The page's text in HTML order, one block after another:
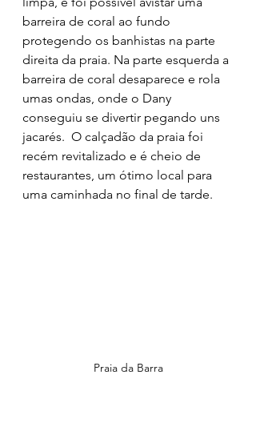
barreira de coral ao fundo
protegendo os banhistas na parte
direita da praia. Na parte esquerda a
barreira de coral desaparece e rola
umas ondas, onde o Dany
conseguiu se divertir pegando uns
jacarés.  O calçadão da praia foi
recém revitalizado e é cheio de
restaurantes, um ótimo local para
uma caminhada no final de tarde.
Praia da Barra